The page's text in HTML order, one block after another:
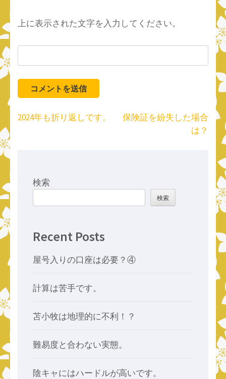
上に表示された文字を入力してください。
投
2024年も折り返しです。
保険証を紛失した場合
は？
検索
検索
Recent Posts
屋号入りの口座は必要？④
計算は苦手です。
苫小牧は地理的に不利！？
難易度と合わない実態。
陰キャにはハードルが高いです。